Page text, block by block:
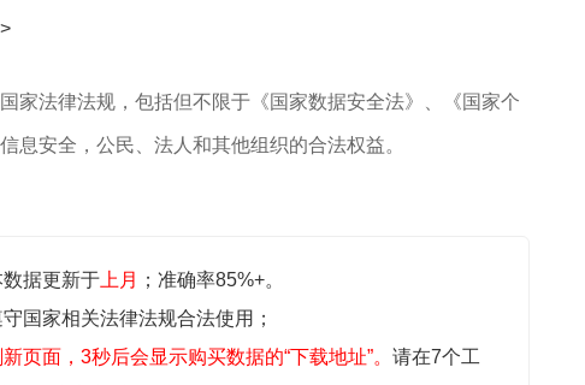
家法律法规，包括但不限于《国家数据安全法》、《国家个
息安全，公民、法人和其他组织的合法权益。
据更新于 上月
；准确率85%+。
国家相关法律法规合法使用；
页面，3秒后会显示购买数据的“下载地址”。 请在7个工